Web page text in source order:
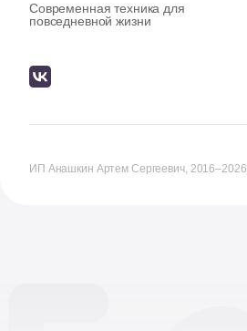
Современная техника для
повседневной жизни
ИП Анашкин Артем Сергеевич, 2016–2026